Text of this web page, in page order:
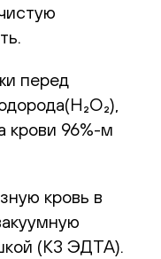
перед
крови 96%-м
кровь в
(К3 ЭДТА).